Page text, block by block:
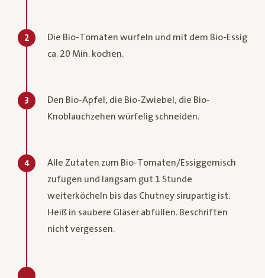
2
Die Bio-Tomaten würfeln und mit dem Bio-Essig
ca. 20 Min. kochen.
3
Den Bio-Apfel, die Bio-Zwiebel, die Bio-
Knoblauchzehen würfelig schneiden.
4
Alle Zutaten zum Bio-Tomaten/Essiggemisch
zufügen und langsam gut 1 Stunde
weiterköcheln bis das Chutney sirupartig ist.
Heiß in saubere Gläser abfüllen. Beschriften
nicht vergessen.